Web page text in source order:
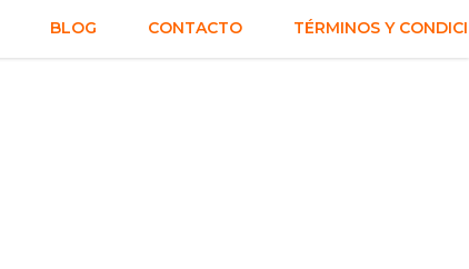
BLOG CONTACTO TÉRMINOS Y